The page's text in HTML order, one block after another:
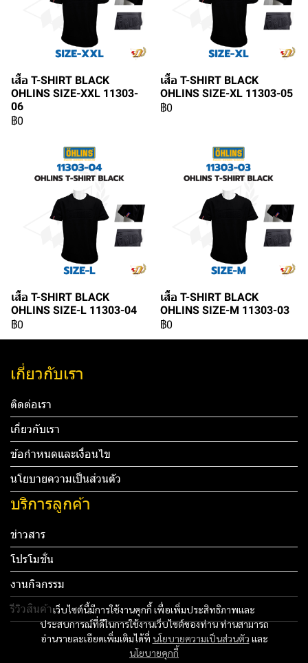
เสื้อ T-SHIRT BLACK
OHLINS SIZE-XXL 11303-
06
฿0
เสื้อ T-SHIRT BLACK
OHLINS SIZE-XL 11303-05
฿0
เสื้อ T-SHIRT BLACK
OHLINS SIZE-L 11303-04
฿0
เสื้อ T-SHIRT BLACK
OHLINS SIZE-M 11303-03
฿0
เว็บไซต์นี้มีการใช้งานคุกกี้ เพื่อเพิ่มประสิทธิภาพและ
ประสบการณ์ที่ดีในการใช้งานเว็บไซต์ของท่าน ท่านสามารถ
อ่านรายละเอียดเพิ่มเติมได้ที่ นโยบายความเป็นส่วนตัว และ
นโยบายคุกกี้
เกี่ยวกับเรา
ติดต่อเรา
เกี่ยวกับเรา
ข้อกำหนดและเงื่อนไข
นโยบายความเป็นส่วนตัว
บริการลูกค้า
ข่าวสาร
โปรโมชั่น
งานกิจกรรม
รีวิวสินค้า
Tel: 012 345 67890 Email: mail@yourdomain.com